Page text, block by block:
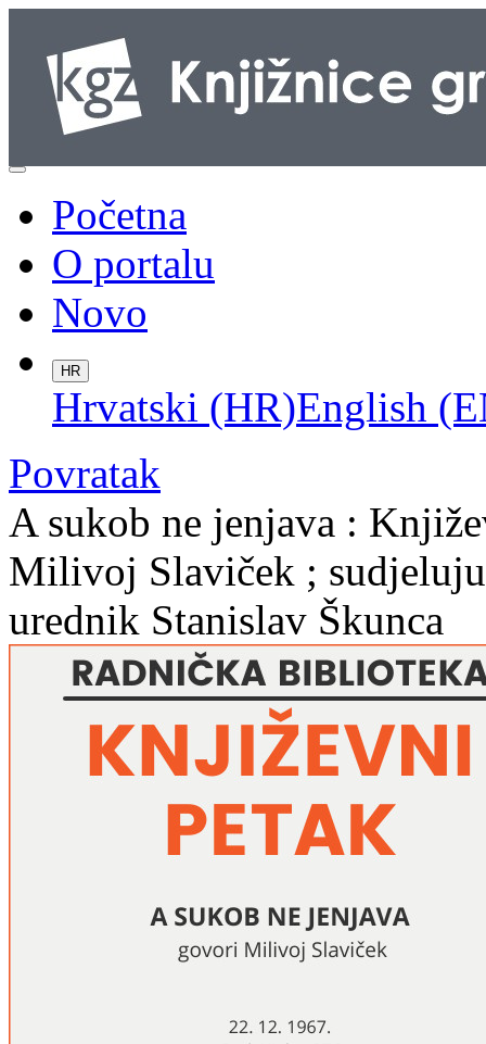
Početna
O portalu
Novo
HR
Hrvatski (HR)English
Povratak
A sukob ne jenjava :
Milivoj Slaviček ;
urednik Stanislav Škunca